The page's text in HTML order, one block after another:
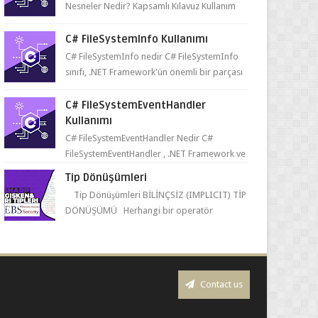
Nesneler Nedir? Kapsamlı Kılavuz Kullanım
C# FileSystemInfo Kullanımı
C# FileSystemInfo nedir C# FileSystemInfo
sınıfı, .NET Framework'ün önemli bir parçası
C# FileSystemEventHandler
Kullanımı
C# FileSystemEventHandler Nedir C#
FileSystemEventHandler , .NET Framework ve
delegedi...
Tip Dönüşümleri
Tip Dönüşümleri BİLİNÇSİZ (IMPLICIT) TİP
DÖNÜŞÜMÜ Herhangi bir operatör
Contact us